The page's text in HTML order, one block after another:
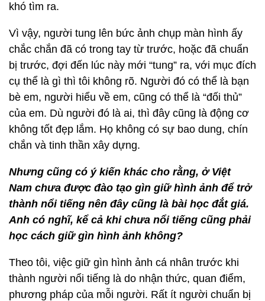
khó tìm ra.
Vì vậy, người tung lên bức ảnh chụp màn hình ấy
chắc chắn đã có trong tay từ trước, hoặc đã chuẩn
bị trước, đợi đến lúc này mới “tung” ra, với mục đích
cụ thể là gì thì tôi không rõ. Người đó có thể là bạn
bè em, người hiểu về em, cũng có thể là “đối thủ”
của em. Dù người đó là ai, thì đây cũng là động cơ
không tốt đẹp lắm. Họ không có sự bao dung, chín
chắn và tinh thần xây dựng.
Nhưng cũng có ý kiến khác cho rằng, ở Việt
Nam chưa được đào tạo gìn giữ hình ảnh để trở
thành nổi tiếng nên đây cũng là bài học đắt giá.
Anh có nghĩ, kể cả khi chưa nổi tiếng cũng phải
học cách giữ gìn hình ảnh không?
Theo tôi, việc giữ gìn hình ảnh cá nhân trước khi
thành người nổi tiếng là do nhận thức, quan điểm,
phương pháp của mỗi người. Rất ít người chuẩn bị